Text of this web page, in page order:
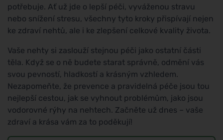
potřebuje. Ať už jde o lepší péči, vyváženou stravu
nebo snížení stresu, všechny tyto kroky přispívají nejen
ke zdraví nehtů, ale i ke zlepšení celkové kvality života.
Vaše nehty si zaslouží stejnou péči jako ostatní části
těla. Když se o ně budete starat správně, odmění vás
svou pevností, hladkostí a krásným vzhledem.
Nezapomeňte, že prevence a pravidelná péče jsou tou
nejlepší cestou, jak se vyhnout problémům, jako jsou
vodorovné rýhy na nehtech. Začněte už dnes – vaše
zdraví a krása vám za to poděkují!